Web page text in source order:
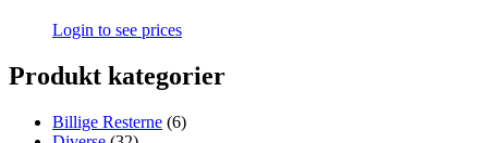
Login to see prices
Produkt kategorier
Billige Resterne (6)